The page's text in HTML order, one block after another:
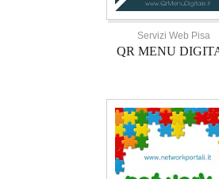
Servizi Web Pisa
QR MENU